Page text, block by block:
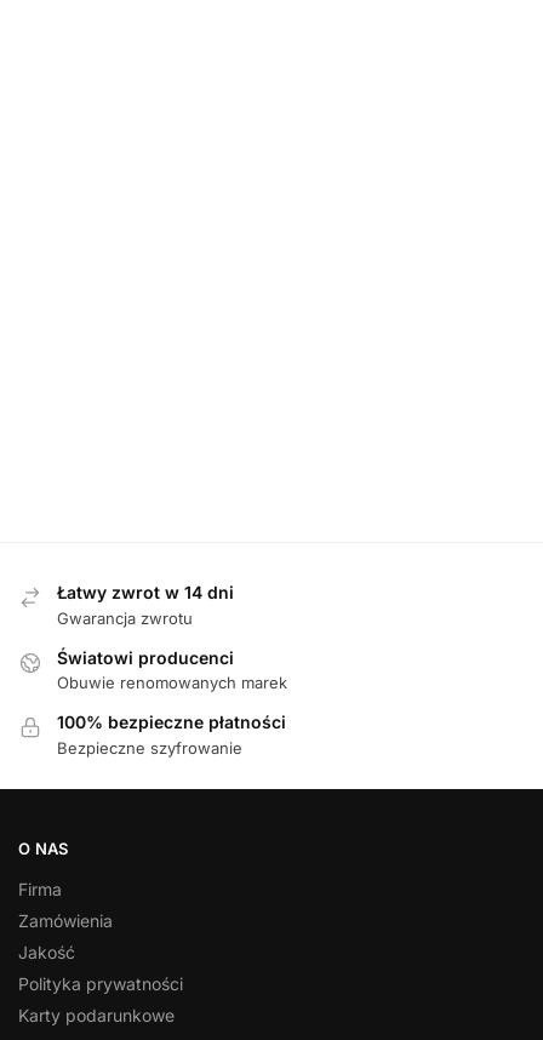
Łatwy zwrot w 14 dni
Gwarancja zwrotu
Światowi producenci
Obuwie renomowanych marek
100% bezpieczne płatności
Bezpieczne szyfrowanie
O NAS
Firma
Zamówienia
Jakość
Polityka prywatności
Karty podarunkowe